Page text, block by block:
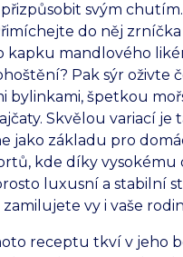
svým chutím.
do něj
kapku mandlového
Pak sýr oživte
bylinkami, špetkou
Skvělou variací je
jako základu pro
kde díky vysokému
luxusní a stabilní
zamilujete vy i vaše
receptu tkví v jeho